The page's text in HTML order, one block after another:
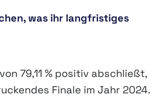
was ihr langfristiges
79,11 % positiv abschließt,
Finale im Jahr 2024.